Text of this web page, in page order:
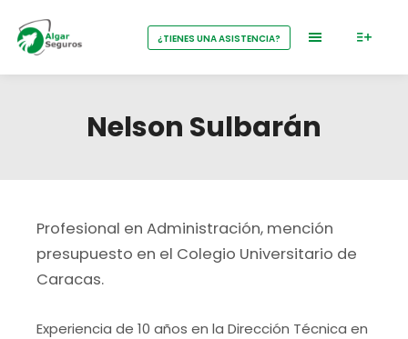
¿TIENES UNA ASISTENCIA?
Nelson Sulbarán
Profesional en Administración, mención
presupuesto en el Colegio Universitario de
Caracas.
Experiencia de 10 años en la Dirección Técnica en